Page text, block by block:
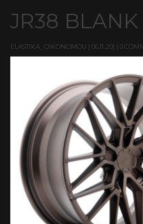
JR38
ELASTIKA_OIKONOMOU | 06.11.20| | 0